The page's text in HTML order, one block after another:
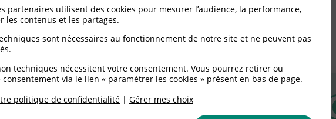
familiale à l’île de Batz
à l’île de Batz
partenaires utilisent des cookies pour mesurer l’audience, la performance,
les contenus et les partages.
sont nécessaires au fonctionnement de notre site et ne peuvent pas
techniques nécessitent votre consentement. Vous pourrez retirer ou
via le lien « paramétrer les cookies » présent en bas de page.
politique de confidentialité | Gérer mes choix